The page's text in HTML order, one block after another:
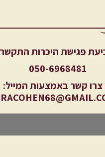
פגישת היכרות
050-6968481
צרו קשר באמצעות המייל: